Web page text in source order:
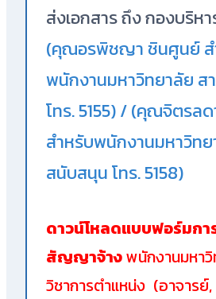
ส่งเอกสาร ถึง กองบริห
(คุณอรพิชญา ชินศูนย์ ส
พนักงานมหาวิทยาลัย ส
โทร. 5155) / (คุณจิตรล
สำหรับพนักงานมหาวิท
สนับสนุน โทร. 5158)
ดาวน์โหลดแบบฟอร์มก
สัญญาจ้างพนักงานมหา
วิชาการตำแหน่ง (อาจารย์